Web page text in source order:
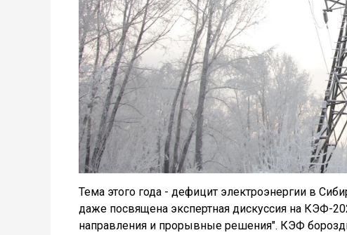
Тема этого года - дефицит электроэнергии в
даже посвящена экспертная дискуссия на КЭФ-
направления и прорывные решения". КЭФ